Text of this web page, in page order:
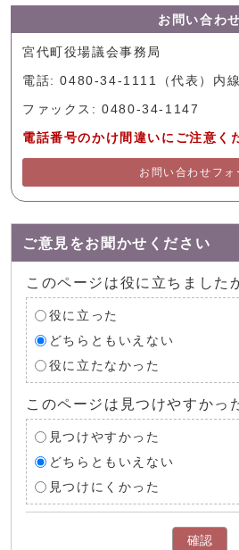
お問い合わせ
宮代町役場議会事務局
電話: 0480-34-1111（代表）内
ファックス: 0480-34-1147
電話番号のかけ間違いにご注意く
お問い合わせフォ
ご意見をお聞かせください
このページは役に立ちました
役に立った
どちらともいえない
役に立たなかった
このページは見つけやすかっ
見つけやすかった
どちらともいえない
見つけにくかった
確認